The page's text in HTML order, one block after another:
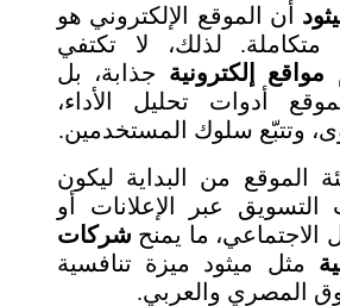
أن الموقع الإلكتروني هو
متكاملة. لذلك، لا تكتفي
إلكترونية جذابة، بل
أدوات تحليل الأداء،
وتتبّع سلوك المستخدمين.
الموقع من البداية ليكون
التسويق عبر الإعلانات أو
الاجتماعي، ما يمنح شركات
مثل ميثود ميزة تنافسية
المصري والعربي.